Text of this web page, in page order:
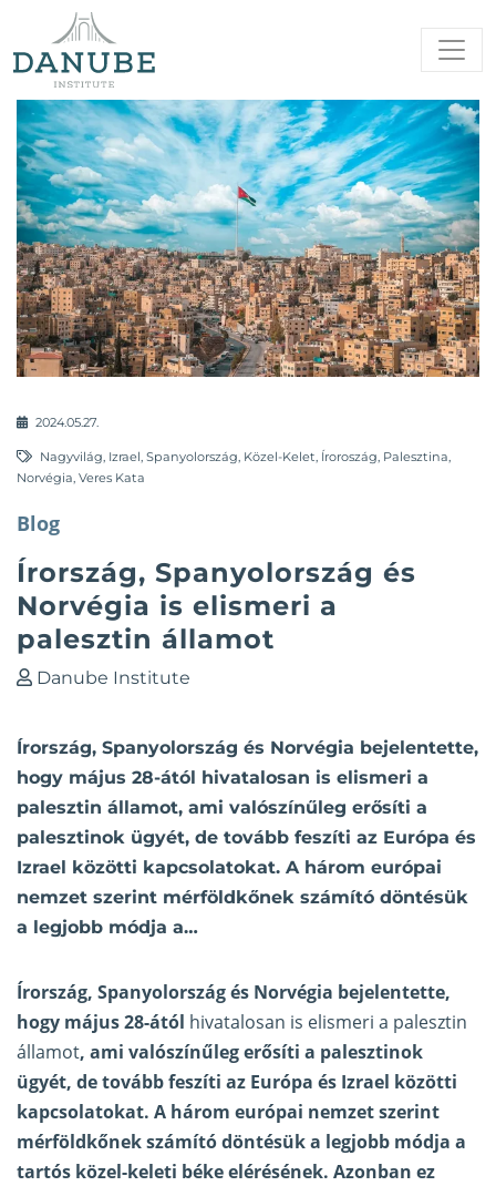
2024.05.27.
Nagyvilág, Izrael, Spanyolország, Közel-Kelet, Íroroszág, Palesztina,
Norvégia, Veres Kata
Blog
Írország, Spanyolország és
Norvégia is elismeri a
palesztin államot
Danube Institute
Írország, Spanyolország és Norvégia bejelentette,
hogy május 28-ától hivatalosan is elismeri a
palesztin államot, ami valószínűleg erősíti a
palesztinok ügyét, de tovább feszíti az Európa és
Izrael közötti kapcsolatokat. A három európai
nemzet szerint mérföldkőnek számító döntésük
a legjobb módja a…
Írország, Spanyolország és Norvégia bejelentette,
hogy május 28-ától hivatalosan is elismeri a palesztin
államot, ami valószínűleg erősíti a palesztinok
ügyét, de tovább feszíti az Európa és Izrael közötti
kapcsolatokat. A három európai nemzet szerint
mérföldkőnek számító döntésük a legjobb módja a
tartós közel-keleti béke elérésének. Azonban ez